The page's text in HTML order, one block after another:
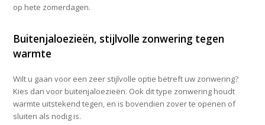
op hete zomerdagen.
Buitenjaloezieën, stijlvolle zonwering tegen
warmte
Wilt u gaan voor een zeer stijlvolle optie betreft uw zonwering?
Kies dan voor buitenjaloezieën. Ook dit type zonwering houdt
warmte uitstekend tegen, en is bovendien zover te openen of
sluiten als nodig is.